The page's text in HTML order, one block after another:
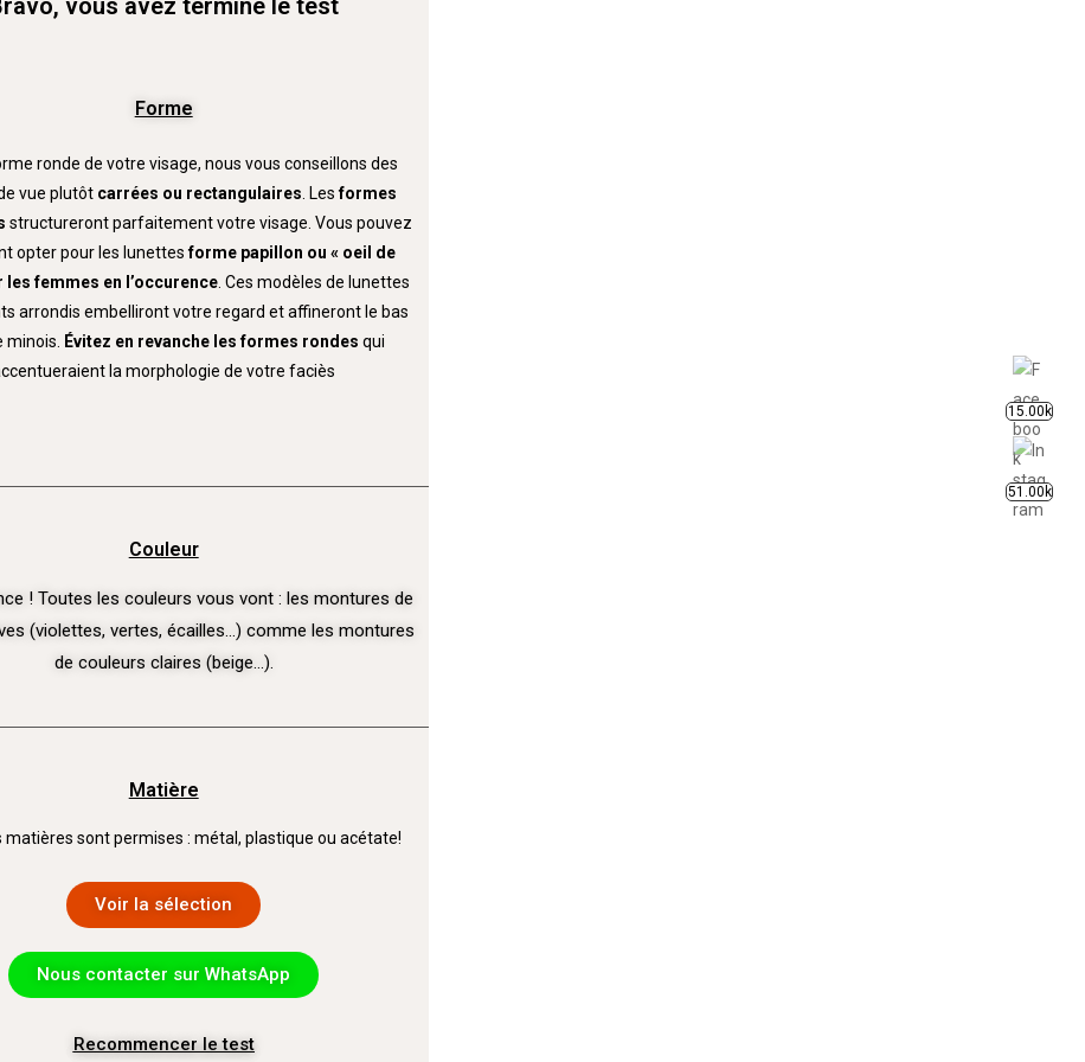
Forme
ronde de votre visage, nous vous conseillons des
vue plutôt carrées ou rectangulaires . Lesformes
structureront parfaitement votre visage. Vous pouvez
opter pour les lunettesforme papillon ou « oeil de
les femmes en l’occurence . Ces modèles de lunettes
arrondis embelliront votre regard et affineront le bas
minois.
Évitez en revanche les formes rondes qui
la morphologie de votre faciès
Couleur
! Toutes les couleurs vous vont : les montures de
(violettes, vertes, écailles…) comme les montures
de couleurs claires (beige…).
Matière
matières sont permises : métal, plastique ou acétate!
Voir la sélection
Nous contacter sur WhatsApp
Recommencer le test
15.00k
51.00k